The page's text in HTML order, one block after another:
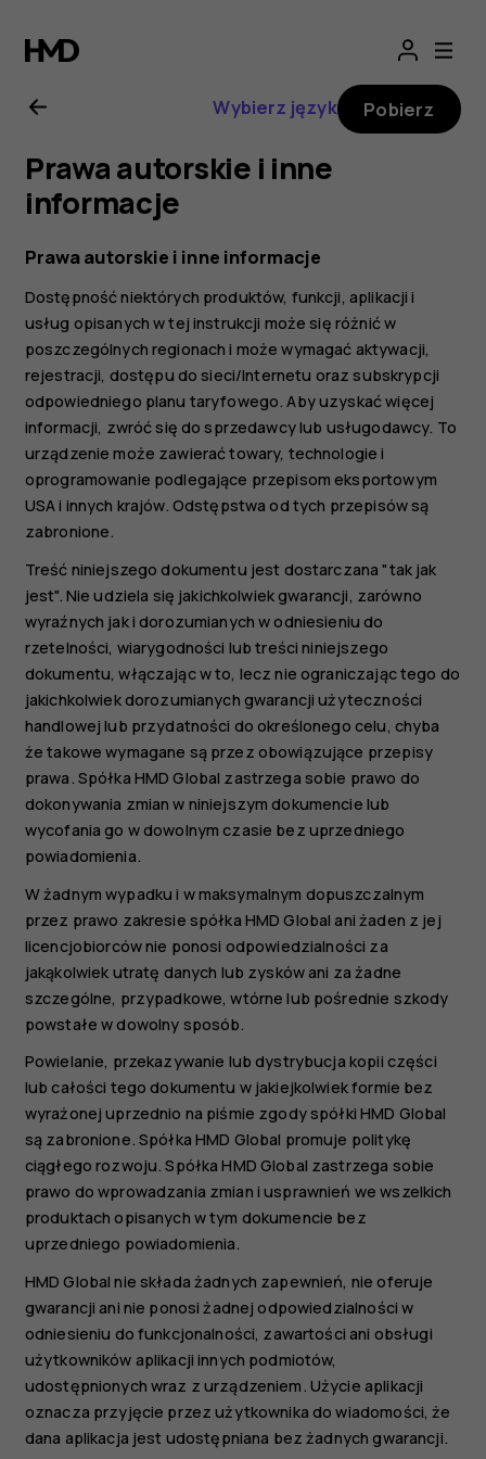
Nokia
G21
—
instrukcja
obsługi
Wybierz język Pobierz
Prawa autorskie i inne
informacje
Prawa autorskie i inne informacje
Dostępność niektórych produktów, funkcji, aplikacji i
usług opisanych w tej instrukcji może się różnić w
poszczególnych regionach i może wymagać aktywacji,
rejestracji, dostępu do sieci/Internetu oraz subskrypcji
odpowiedniego planu taryfowego. Aby uzyskać więcej
informacji, zwróć się do sprzedawcy lub usługodawcy. To
urządzenie może zawierać towary, technologie i
oprogramowanie podlegające przepisom eksportowym
USA i innych krajów. Odstępstwa od tych przepisów są
zabronione.
Treść niniejszego dokumentu jest dostarczana "tak jak
jest". Nie udziela się jakichkolwiek gwarancji, zarówno
wyraźnych jak i dorozumianych w odniesieniu do
rzetelności, wiarygodności lub treści niniejszego
dokumentu, włączając w to, lecz nie ograniczając tego do
jakichkolwiek dorozumianych gwarancji użyteczności
handlowej lub przydatności do określonego celu, chyba
że takowe wymagane są przez obowiązujące przepisy
prawa. Spółka HMD Global zastrzega sobie prawo do
dokonywania zmian w niniejszym dokumencie lub
wycofania go w dowolnym czasie bez uprzedniego
powiadomienia.
W żadnym wypadku i w maksymalnym dopuszczalnym
przez prawo zakresie spółka HMD Global ani żaden z jej
licencjobiorców nie ponosi odpowiedzialności za
jakąkolwiek utratę danych lub zysków ani za żadne
szczególne, przypadkowe, wtórne lub pośrednie szkody
powstałe w dowolny sposób.
Powielanie, przekazywanie lub dystrybucja kopii części
lub całości tego dokumentu w jakiejkolwiek formie bez
wyrażonej uprzednio na piśmie zgody spółki HMD Global
są zabronione. Spółka HMD Global promuje politykę
ciągłego rozwoju. Spółka HMD Global zastrzega sobie
prawo do wprowadzania zmian i usprawnień we wszelkich
produktach opisanych w tym dokumencie bez
uprzedniego powiadomienia.
HMD Global nie składa żadnych zapewnień, nie oferuje
gwarancji ani nie ponosi żadnej odpowiedzialności w
odniesieniu do funkcjonalności, zawartości ani obsługi
użytkowników aplikacji innych podmiotów,
udostępnionych wraz z urządzeniem. Użycie aplikacji
oznacza przyjęcie przez użytkownika do wiadomości, że
dana aplikacja jest udostępniana bez żadnych gwarancji.